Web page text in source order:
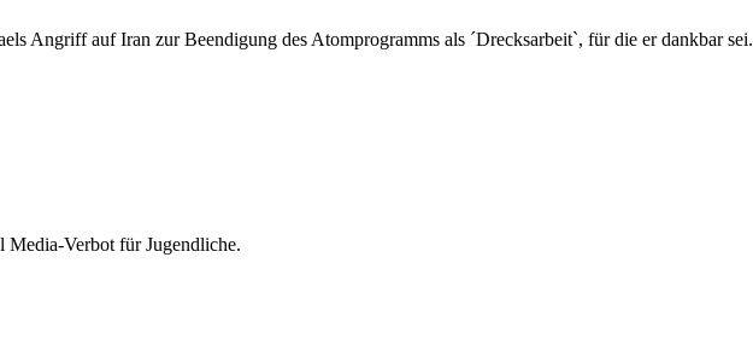
Angriff auf Iran zur Beendigung des Atomprogramms als ´Drecksarbeit`, für die er dankbar sei.
Verbot für Jugendliche.